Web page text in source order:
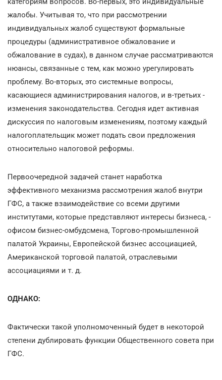
жалобы. Учитывая то, что при рассмотрении
индивидуальных жалоб существуют формальные
процедуры (административное обжалование и
обжалование в судах), в данном случае рассматриваются
нюансы, связанные с тем, как можно урегулировать
проблему. Во-вторых, это системные вопросы,
касающиеся администрирования налогов, и в-третьих -
изменения законодательства. Сегодня идет активная
дискуссия по налоговым изменениям, поэтому каждый
налогоплательщик может подать свои предложения
относительно налоговой реформы.
Первоочередной задачей станет наработка
эффективного механизма рассмотрения жалоб внутри
ГФС, а также взаимодействие со всеми другими
институтами, которые представляют интересы бизнеса, -
офисом бизнес-омбудсмена, Торгово-промышленной
палатой Украины, Европейской бизнес ассоциацией,
Американской торговой палатой, отраслевыми
ассоциациями и т. д.
ОДНАКО:
Фактически такой уполномоченный будет в некоторой
степени дублировать функции Общественного совета при
ГФС.